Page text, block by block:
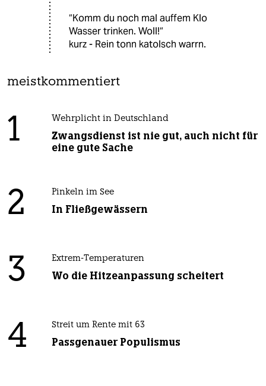
“Komm du noch mal auffem Klo
Wasser trinken. Woll!“
kurz - Rein tonn katolsch warrn.
meistkommentiert
1 Wehrplicht in Deutschland
Zwangsdienst ist nie gut, auch nicht für
eine gute Sache
2 Pinkeln im See
In Fließgewässern
3 Extrem-Temperaturen
Wo die Hitzeanpassung scheitert
4 Streit um Rente mit 63
Passgenauer Populismus